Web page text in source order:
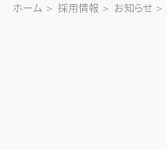
ホーム 採用情報 お知らせ